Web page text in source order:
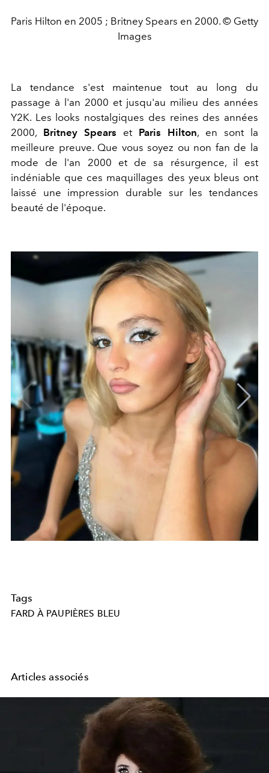
Paris Hilton en 2005 ; Britney Spears en 2000. © Getty
Images
La tendance s'est maintenue tout au long du
passage à l'an 2000 et jusqu'au milieu des années
Y2K. Les looks nostalgiques des reines des années
2000, Britney Spears et Paris Hilton, en sont la
meilleure preuve. Que vous soyez ou non fan de la
mode de l'an 2000 et de sa résurgence, il est
indéniable que ces maquillages des yeux bleus ont
laissé une impression durable sur les tendances
beauté de l'époque.
Tags
FARD À PAUPIÈRES BLEU
Articles associés